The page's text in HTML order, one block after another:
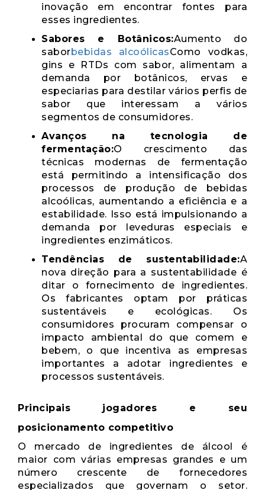
inovação em encontrar fontes para
esses ingredientes.
Sabores e Botânicos:Aumento do
saborbebidas alcoólicasComo vodkas,
gins e RTDs com sabor, alimentam a
demanda por botânicos, ervas e
especiarias para destilar vários perfis de
sabor que interessam a vários
segmentos de consumidores.
Avanços na tecnologia de
fermentação:O crescimento das
técnicas modernas de fermentação
está permitindo a intensificação dos
processos de produção de bebidas
alcoólicas, aumentando a eficiência e a
estabilidade. Isso está impulsionando a
demanda por leveduras especiais e
ingredientes enzimáticos.
Tendências de sustentabilidade:A
nova direção para a sustentabilidade é
ditar o fornecimento de ingredientes.
Os fabricantes optam por práticas
sustentáveis ​​e ecológicas. Os
consumidores procuram compensar o
impacto ambiental do que comem e
bebem, o que incentiva as empresas
importantes a adotar ingredientes e
processos sustentáveis.
Principais jogadores e seu
posicionamento competitivo
O mercado de ingredientes de álcool é
maior com várias empresas grandes e um
número crescente de fornecedores
especializados que governam o setor.